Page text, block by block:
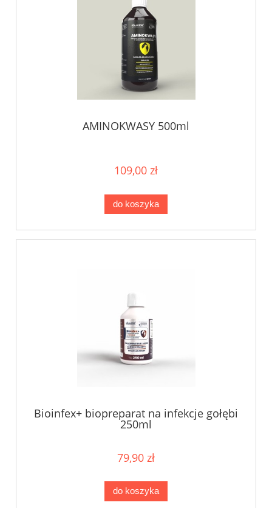
AMINOKWASY 500ml
109,00 zł
do koszyka
Bioinfex+ biopreparat na infekcje gołębi
250ml
79,90 zł
do koszyka